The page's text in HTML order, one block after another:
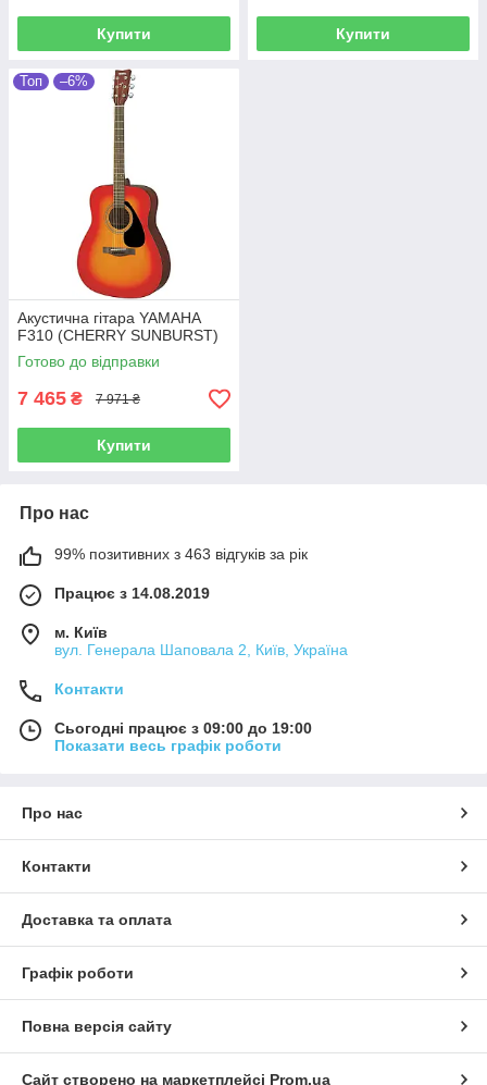
Купити Купити
Топ –6%
Акустична гітара YAMAHA
F310 (CHERRY SUNBURST)
Готово до відправки
7 465 ₴ 7 971 ₴
Купити
Про нас
99% позитивних з 463 відгуків за рік
Працює з 14.08.2019
м. Київ
вул. Генерала Шаповала 2, Київ, Україна
Контакти
Сьогодні працює з 09:00 до 19:00
Показати весь графік роботи
Про нас
Контакти
Доставка та оплата
Графік роботи
Повна версія сайту
Сайт створено на маркетплейсі Prom.ua